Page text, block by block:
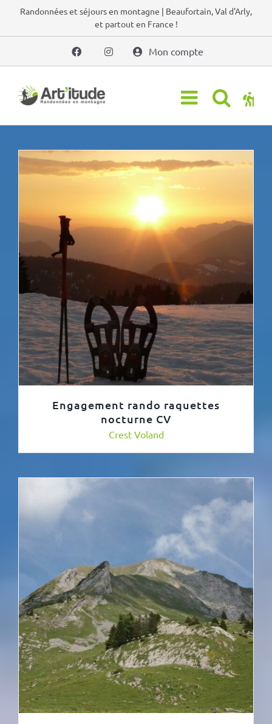
PasserRandonnées et séjours en montagne | Beaufortain, Val d'Arly,
et partout en France !
Mon compte
Engagement rando raquettes
nocturne CV
Crest Voland